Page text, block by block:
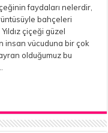
faydaları nelerdir,
bahçeleri
çiçeği güzel
insan vücuduna bir çok
olduğumuz bu